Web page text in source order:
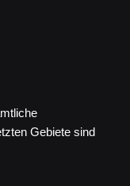
Gebiete sind